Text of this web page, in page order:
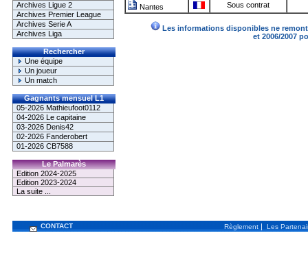
Archives Ligue 2
Archives Premier League
Archives Serie A
Archives Liga
Rechercher
Une équipe
Un joueur
Un match
Gagnants mensuel L1
05-2026 Mathieufoot0112
04-2026 Le capitaine
03-2026 Denis42
02-2026 Fanderobert
01-2026 CB7588
Le Palmarès
Edition 2024-2025
Edition 2023-2024
La suite ...
Nantes Sous contrat
Les informations disponibles ne
et 2006/2007
CONTACT Règlement | Les